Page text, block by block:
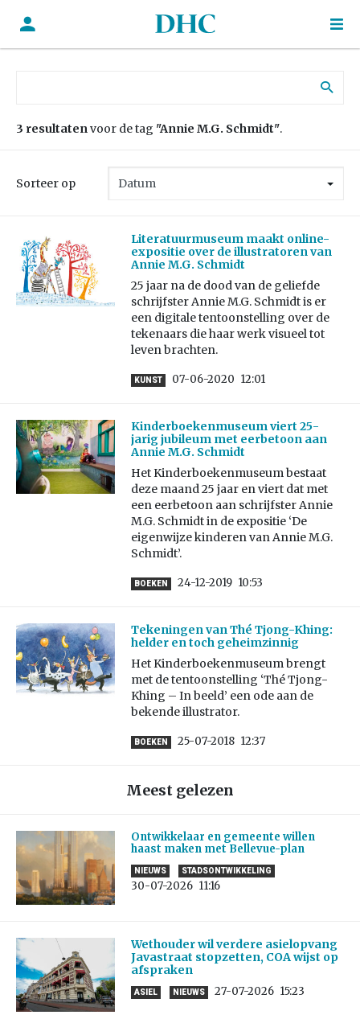
3 resultatenvoor de tag "Annie M.G. Schmidt".
Sorteer op
Literatuurmuseum maakt online-
expositie over de illustratoren van
Annie M.G. Schmidt
25 jaar na de dood van de geliefde
schrijfster Annie M.G. Schmidt is er
een digitale tentoonstelling over de
tekenaars die haar werk visueel tot
leven brachten.
KUNST 07-06-2020 12:01
Kinderboekenmuseum viert 25-
jarig jubileum met eerbetoon aan
Annie M.G. Schmidt
Het Kinderboekenmuseum bestaat
deze maand 25 jaar en viert dat met
een eerbetoon aan schrijfster Annie
M.G. Schmidt in de expositie ‘De
eigenwijze kinderen van Annie M.G.
Schmidt’.
BOEKEN 24-12-2019 10:53
Tekeningen van Thé Tjong-Khing:
helder en toch geheimzinnig
Het Kinderboekenmuseum brengt
met de tentoonstelling ‘Thé Tjong-
Khing – In beeld’ een ode aan de
bekende illustrator.
BOEKEN 25-07-2018 12:37
Meest gelezen
Ontwikkelaar en gemeente willen
haast maken met Bellevue-plan
NIEUWS STADSONTWIKKELING
30-07-2026 11:16
Wethouder wil verdere asielopvang
Javastraat stopzetten, COA wijst op
afspraken
ASIEL NIEUWS 27-07-2026 15:23